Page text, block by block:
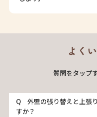
よく
質問をタップ
外壁の張り替えと上張
すか？